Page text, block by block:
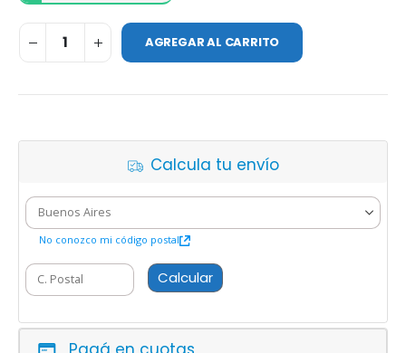
AGREGAR AL CARRITO
Calcula tu envío
No conozco mi código postal
Calcular